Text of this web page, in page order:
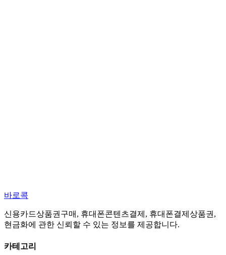
바로콕
신용카드상품권구매, 휴대폰콘텐츠결제, 휴대폰결제상품권,
현금화에 관한 신뢰할 수 있는 정보를 제공합니다.
카테고리